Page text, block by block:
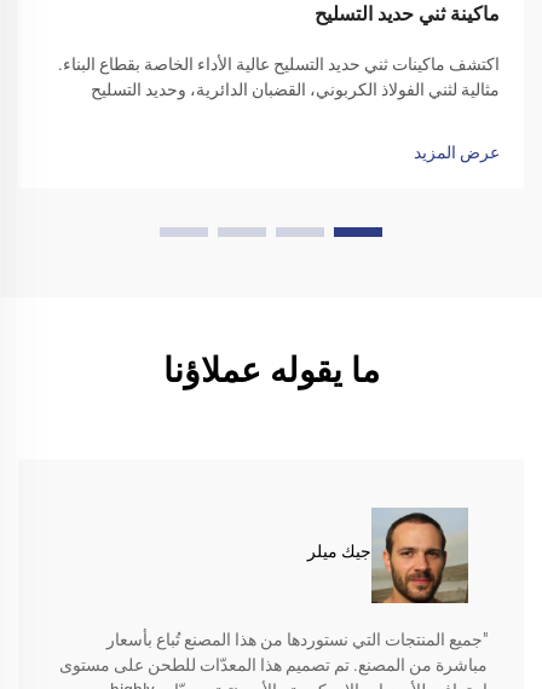
ماكينة ثني حديد التسليح
اكتشف ماكينات ثني حديد التسليح عالية الأداء الخاصة بقطاع البناء.
مثالية لثني الفولاذ الكربوني، القضبان الدائرية، وحديد التسليح
عرض المزيد
ما يقوله عملاؤنا
جيك ميلر
"جميع المنتجات التي نستوردها من هذا المصنع تُباع بأسعار
مباشرة من المصنع. تم تصميم هذا المعدّات للطحن على مستوى